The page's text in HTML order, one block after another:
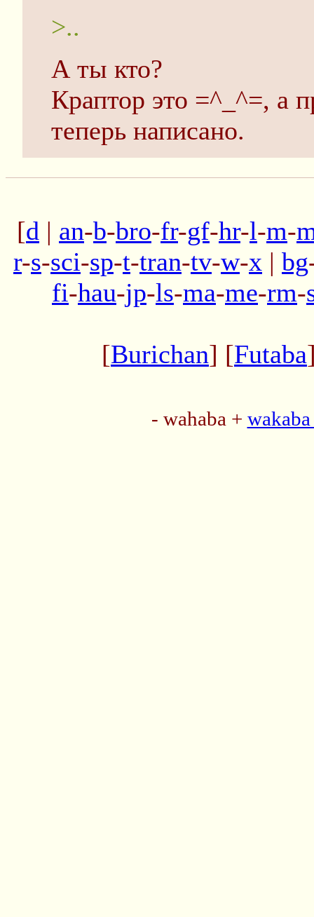
>..
А ты кто?
Краптор это =^_^=, а
теперь написано.
[d | an-b-bro-fr-gf-hr-l-m-
r-s-sci-sp-t-tran-tv-w-x | bg
fi-hau-jp-ls-ma-me-rm-
[Burichan] [Futaba
- wahaba +